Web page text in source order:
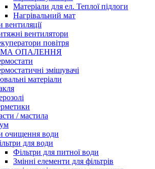
Матеріали для ел. Теплої підлоги
Нагрівальний мат
вентиляції
вентилятори
повітря
ОПАЛЕННЯ
змішувачі
матеріали
/ мастила
очищення води
для води
Фільтри для питної води
Змінні елементи для фільтрів